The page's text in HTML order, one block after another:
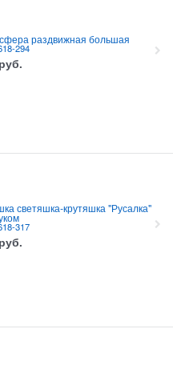
раздвижная большая
294
руб.
светяшка-крутяшка "Русалка"
317
руб.